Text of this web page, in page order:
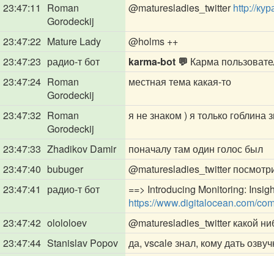
23:47:11
Roman
Gorodeckij
@maturesladies_twitter http://
23:47:22 Mature Lady @holms ++
23:47:23 радио-т бот karma-bot 💬 Карма
23:47:24 Roman
Gorodeckij
местная тема какая-то
23:47:32 Roman
Gorodeckij
я не знаком ) я только гоблина
23:47:33 Zhadikov Damir
поначалу там один голос был
23:47:40 bubuger @maturesladies_twitter
23:47:41
радио-т бот
==> Introducing Monitoring:
https://www.digitalocean.com/
23:47:42 olololoev @maturesladies_twitterкакой
23:47:44 Stanislav Popov да, vscale знал, кому дать